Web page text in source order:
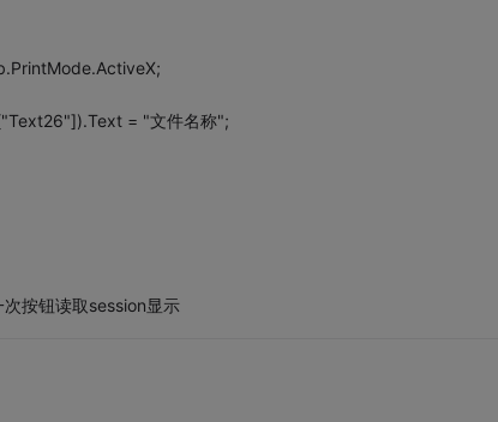
= "文件名称";
按钮读取session显示